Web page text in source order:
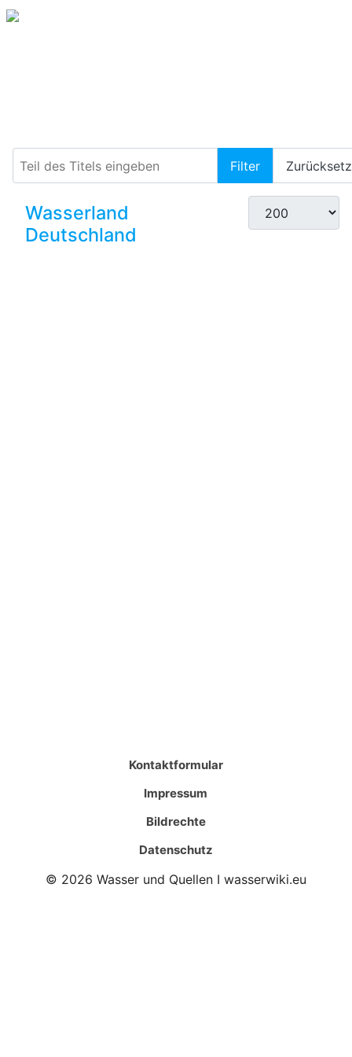
Filter
Anzeige #
Wasserland
Deutschland
Kontaktformular
Impressum
Bildrechte
Datenschutz
© 2026 Wasser und Quellen I wasserwiki.eu